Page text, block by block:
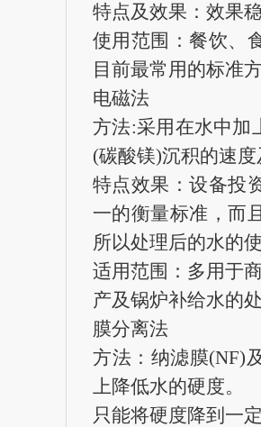
特点及效果：效果
使用范围：餐饮、
目前最常用的标准
电磁法
方法:采用在水中加
(碳酸镁)沉积的速
特点效果：设备投
一的衡量标准，而
所以处理后的水的
适用范围：多用于
产及锅炉补给水的
膜分离法
方法：纳滤膜(NF)
上降低水的硬度。
只能将硬度降到一